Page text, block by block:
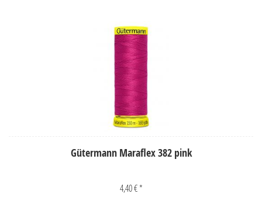
Gütermann Maraflex 382 pink
4,40 € *